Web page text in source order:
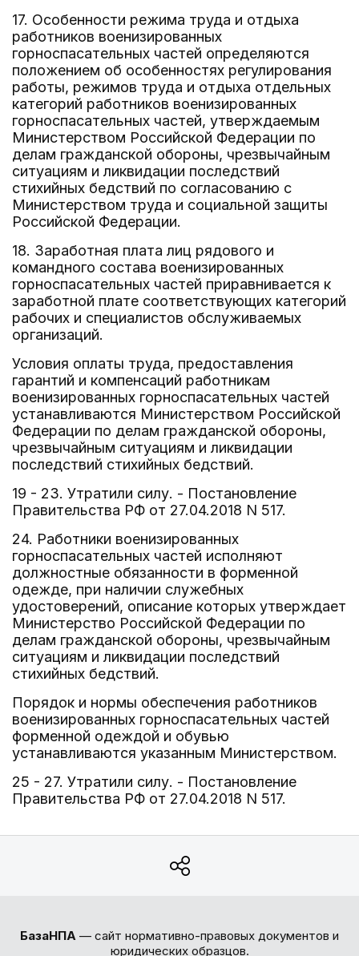
17. Особенности режима труда и отдыха
работников военизированных
горноспасательных частей определяются
положением об особенностях регулирования
работы, режимов труда и отдыха отдельных
категорий работников военизированных
горноспасательных частей, утверждаемым
Министерством Российской Федерации по
делам гражданской обороны, чрезвычайным
ситуациям и ликвидации последствий
стихийных бедствий по согласованию с
Министерством труда и социальной защиты
Российской Федерации.
18. Заработная плата лиц рядового и
командного состава военизированных
горноспасательных частей приравнивается к
заработной плате соответствующих категорий
рабочих и специалистов обслуживаемых
организаций.
Условия оплаты труда, предоставления
гарантий и компенсаций работникам
военизированных горноспасательных частей
устанавливаются Министерством Российской
Федерации по делам гражданской обороны,
чрезвычайным ситуациям и ликвидации
последствий стихийных бедствий.
19 - 23. Утратили силу. - Постановление
Правительства РФ от 27.04.2018 N 517.
24. Работники военизированных
горноспасательных частей исполняют
должностные обязанности в форменной
одежде, при наличии служебных
удостоверений, описание которых утверждает
Министерство Российской Федерации по
делам гражданской обороны, чрезвычайным
ситуациям и ликвидации последствий
стихийных бедствий.
Порядок и нормы обеспечения работников
военизированных горноспасательных частей
форменной одеждой и обувью
устанавливаются указанным Министерством.
25 - 27. Утратили силу. - Постановление
Правительства РФ от 27.04.2018 N 517.
БазаНПА — сайт нормативно-правовых документов и
юридических образцов.